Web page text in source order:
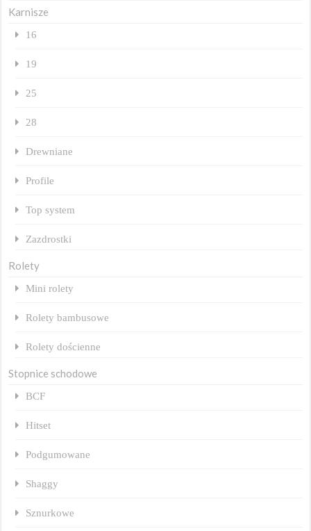
Karnisze
16
19
25
28
Drewniane
Profile
Top system
Zazdrostki
Rolety
Mini rolety
Rolety bambusowe
Rolety dościenne
Stopnice schodowe
BCF
Hitset
Podgumowane
Shaggy
Sznurkowe